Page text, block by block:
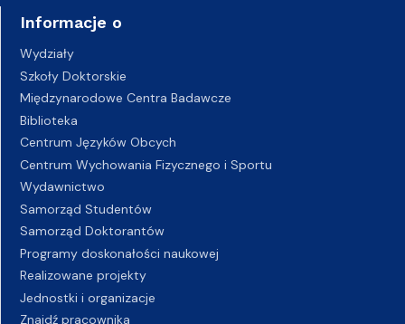
Informacje o
Wydziały
Szkoły Doktorskie
Międzynarodowe Centra Badawcze
Biblioteka
Centrum Języków Obcych
Centrum Wychowania Fizycznego i Sportu
Wydawnictwo
Samorząd Studentów
Samorząd Doktorantów
Programy doskonałości naukowej
Realizowane projekty
Jednostki i organizacje
Znajdź pracownika